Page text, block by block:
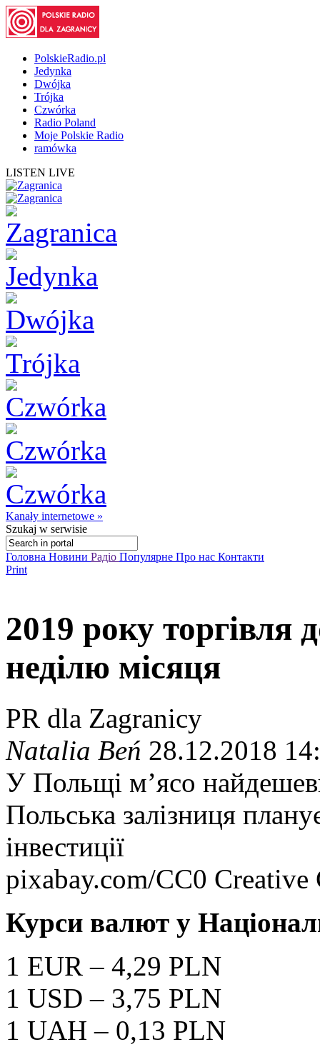
PolskieRadio.pl
Jedynka
Dwójka
Trójka
Czwórka
Radio Poland
Moje Polskie Radio
ramówka
LISTEN LIVE
Kanały internetowe »
Szukaj w serwisie
Головна Новини Радіо Популярне Про нас Контакти
Print
2019 року торгівля
неділю місяця
PR dla Zagranicy
Natalia Beń 28.12.2018
У Польщі м’ясо
Польська залізниця
інвестиції
pixabay.com/CC0
Курси валют у
1 EUR – 4,29 PLN
1 USD – 3,75 PLN
1 UAH – 0,13 PLN